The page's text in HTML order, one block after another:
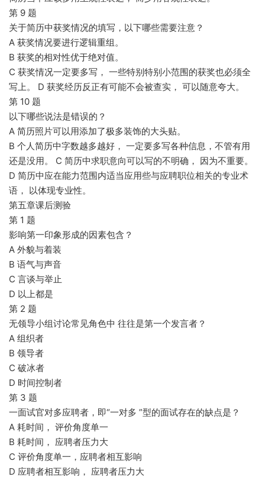
第 9 题
关于简历中获奖情况的填写，以下哪些需要注意？
A 获奖情况要进行逻辑重组。
B 获奖的相对性优于绝对值。
C 获奖情况一定要多写， 一些特别特别小范围的获奖也必须全
写上。 D 获奖经历反正有可能不会被查实， 可以随意夸大。
第 10 题
以下哪些说法是错误的？
A 简历照片可以用添加了极多装饰的大头贴。
B 个人简历中字数越多越好， 一定要多写各种信息，不管有用
还是没用。 C 简历中求职意向可以写的不明确， 因为不重要。
D 简历中应在能力范围内适当应用些与应聘职位相关的专业术
语， 以体现专业性。
第五章课后测验
第 1 题
影响第一印象形成的因素包含？
A 外貌与着装
B 语气与声音
C 言谈与举止
D 以上都是
第 2 题
无领导小组讨论常见角色中 往往是第一个发言者？
A 组织者
B 领导者
C 破冰者
D 时间控制者
第 3 题
一面试官对多应聘者，即“一对多 ”型的面试存在的缺点是？
A 耗时间， 评价角度单一
B 耗时间， 应聘者压力大
C 评价角度单一，应聘者相互影响
D 应聘者相互影响， 应聘者压力大